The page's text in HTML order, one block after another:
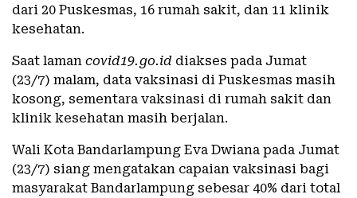
dari 20 Puskesmas, 16 rumah sakit, dan 11 klinik
kesehatan.
Saat laman covid19.go.id diakses pada Jumat
(23/7) malam, data vaksinasi di Puskesmas masih
kosong, sementara vaksinasi di rumah sakit dan
klinik kesehatan masih berjalan.
Wali Kota Bandarlampung Eva Dwiana pada Jumat
(23/7) siang mengatakan capaian vaksinasi bagi
masyarakat Bandarlampung sebesar 40% dari total